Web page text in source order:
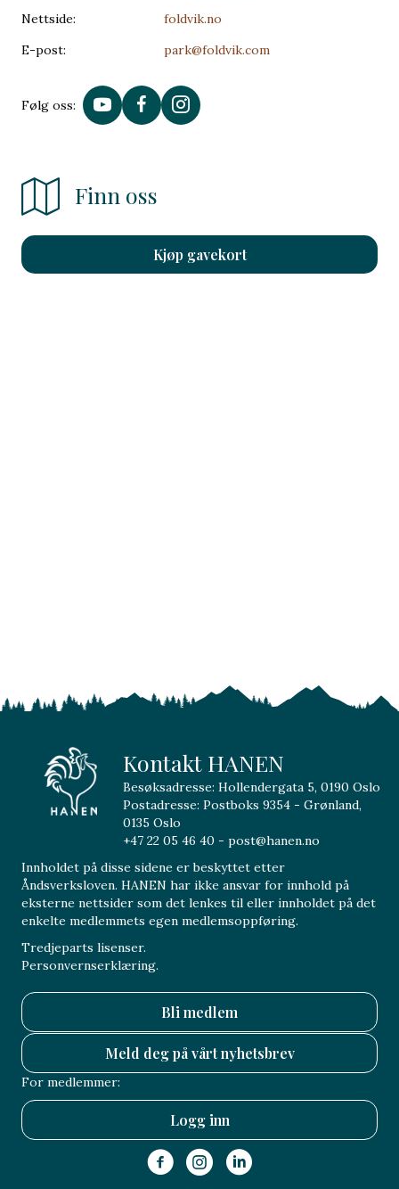
Nettside:
foldvik.no
E-post:
park@foldvik.com
Følg oss:
Finn oss
Kjøp gavekort
Kontakt HANEN
Besøksadresse: Hollendergata 5, 0190 Oslo
Postadresse: Postboks 9354 - Grønland,
0135 Oslo
+47 22 05 46 40 - post@hanen.no
Innholdet på disse sidene er beskyttet etter
Åndsverksloven. HANEN har ikke ansvar for innhold på
eksterne nettsider som det lenkes til eller innholdet på det
enkelte medlemmets egen medlemsoppføring.
Tredjeparts lisenser.
Personvernserklæring.
Bli medlem
Meld deg på vårt nyhetsbrev
For medlemmer:
Logg inn